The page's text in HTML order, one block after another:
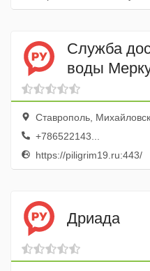
Служба
воды
Ставрополь,
+786522143...
https://piligrim19.ru:443/
Дриада